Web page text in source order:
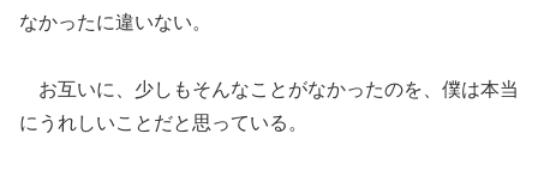
なかったに違いない。
お互いに、少しもそんなことがなかったのを、僕は本当
にうれしいことだと思っている。